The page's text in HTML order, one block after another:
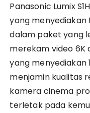
Panasonic Lumix
yang
dalam paket yang
merekam video 6K
yang menyediakan
menjamin kualitas
kamera cinema
terletak pada